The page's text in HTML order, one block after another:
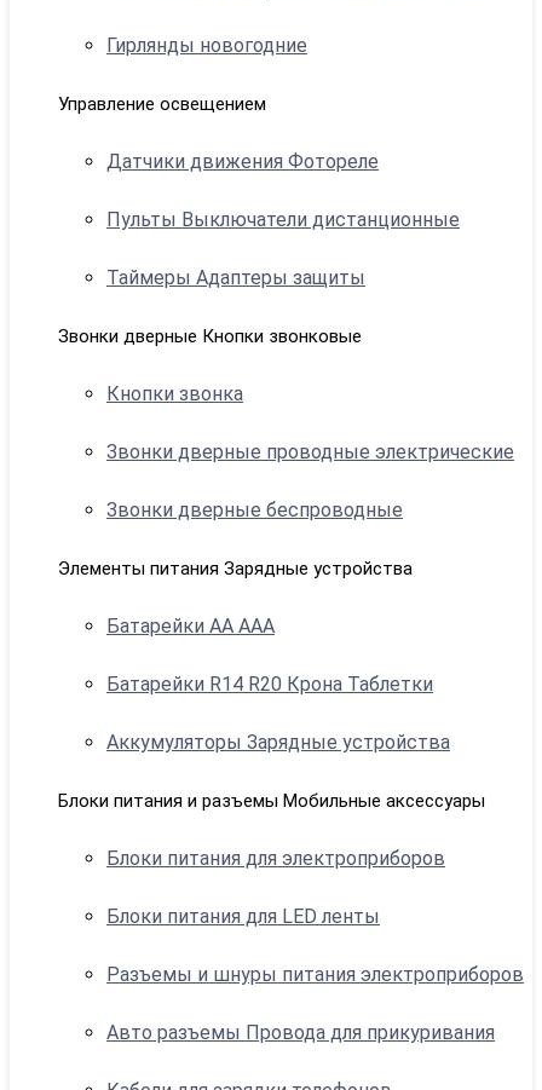
Гирлянды новогодние
Управление освещением
Датчики движения Фотореле
Пульты Выключатели дистанционные
Таймеры Адаптеры защиты
Звонки дверные Кнопки звонковые
Кнопки звонка
Звонки дверные проводные электрические
Звонки дверные беспроводные
Элементы питания Зарядные устройства
Батарейки АА ААА
Батарейки R14 R20 Крона Таблетки
Аккумуляторы Зарядные устройства
Блоки питания и разъемы Мобильные аксессуары
Блоки питания для электроприборов
Блоки питания для LED ленты
Разъемы и шнуры питания электроприборов
Авто разъемы Провода для прикуривания